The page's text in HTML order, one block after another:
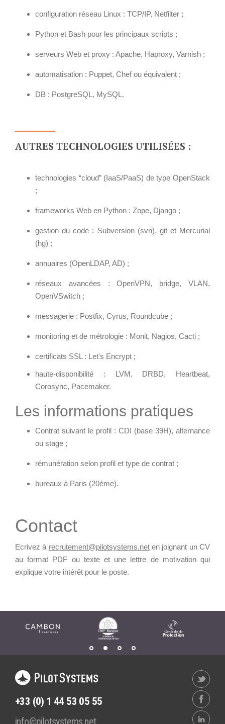
configuration réseau Linux : TCP/IP, Netfilter ;
Python et Bash pour les principaux scripts ;
serveurs Web et proxy : Apache, Haproxy, Varnish ;
automatisation : Puppet, Chef ou équivalent ;
DB : PostgreSQL, MySQL.
AUTRES TECHNOLOGIES UTILISÉES :
technologies “cloud” (IaaS/PaaS) de type OpenStack
;
frameworks Web en Python : Zope, Django ;
gestion du code : Subversion (svn), git et Mercurial
(hg) ;
annuaires (OpenLDAP, AD) ;
réseaux avancées : OpenVPN, bridge, VLAN,
OpenVSwitch ;
messagerie : Postfix, Cyrus, Roundcube ;
monitoring et de métrologie : Monit, Nagios, Cacti ;
certificats SSL : Let's Encrypt ;
haute-disponibilité : LVM, DRBD, Heartbeat,
Corosync, Pacemaker.
Les informations pratiques
Contrat suivant le profil : CDI (base 39H), alternance
ou stage ;
rémunération selon profil et type de contrat ;
bureaux à Paris (20ème).
Contact
Ecrivez à recrutement@pilotsystems.neten joignant un CV
au format PDF ou texte et une lettre de motivation qui
explique votre intérêt pour le poste.
+33 (0) 1 44 53 05 55